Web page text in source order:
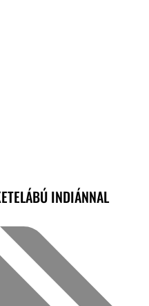
INDIÁNNAL